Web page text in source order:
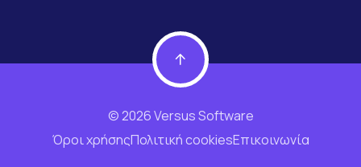
© 2026 Versus Software
Όροι χρήσηςΠολιτική cookiesΕπικοινωνία